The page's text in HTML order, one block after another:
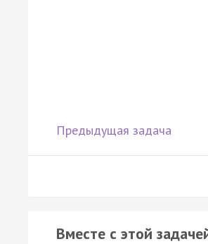
Предыдущая задача
Вместе с этой